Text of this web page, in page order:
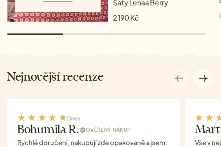
Šaty Lenaa Berry
2 190 Kč
Nejnovější recenze
Dnes
Bohumila R. OVĚŘENÝ NÁKUP
Rychlé doručení, nakupují zde opakovaně a jsem
Vše v